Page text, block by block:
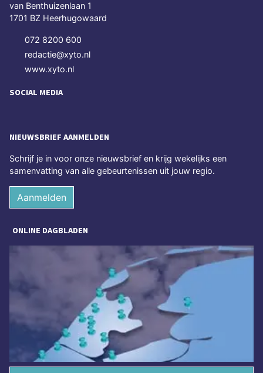
van Benthuizenlaan 1
1701 BZ Heerhugowaard
072 8200 600
redactie@xyto.nl
www.xyto.nl
SOCIAL MEDIA
NIEUWSBRIEF AANMELDEN
Schrijf je in voor onze nieuwsbrief en krijg wekelijks een
samenvatting van alle gebeurtenissen uit jouw regio.
Aanmelden
ONLINE DAGBLADEN